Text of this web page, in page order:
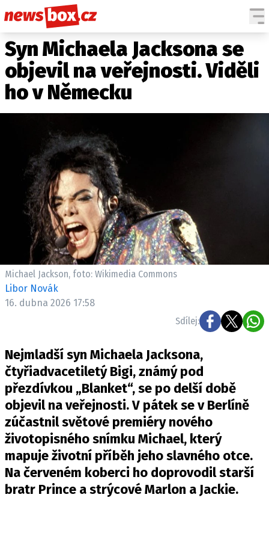
DOMÁCÍ
ZAHRANIČÍ
POČASÍ
KRIMI
SPOLEČNOST
SPORT
ČESKÉ CELEBRITY
SVĚTOVÉ CELEBRITY
SLEDUJTE NÁS NA|
Máte příběh, fotku nebo video?
Pošlete e-mail na newsbox.cz
KONTAKT
VYDAVATEL
INZERCE
OSOBNÍ ÚDAJE / COOKIES
VOLNÁ MÍSTA
Provozovatelem serveru newsbox.cz je
Syn Michaela Jacksona se
objevil na veřejnosti. Viděli
ho v Německu
Michael Jackson, foto: Wikimedia Commons
Libor Novák
16. dubna 2026 17:58
Sdílej:
Nejmladší syn Michaela Jacksona,
čtyřiadvacetiletý Bigi, známý pod
přezdívkou „Blanket“, se po delší době
objevil na veřejnosti. V pátek se v Berlíně
zúčastnil světové premiéry nového
životopisného snímku Michael, který
mapuje životní příběh jeho slavného otce.
Na červeném koberci ho doprovodil starší
bratr Prince a strýcové Marlon a Jackie.